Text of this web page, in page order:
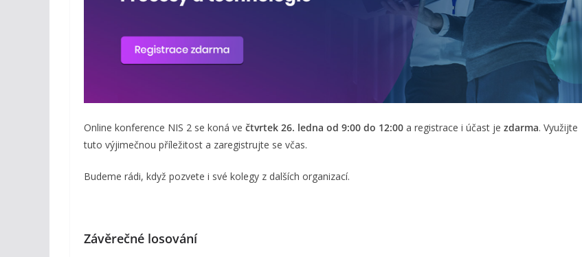
Online konference NIS 2 se koná ve čtvrtek 26. ledna od 9:00 do 12:00 a registrace i účast je zdarma. Využijte
tuto výjimečnou příležitost a zaregistrujte se včas.
Budeme rádi, když pozvete i své kolegy z dalších organizací.
Závěrečné losování